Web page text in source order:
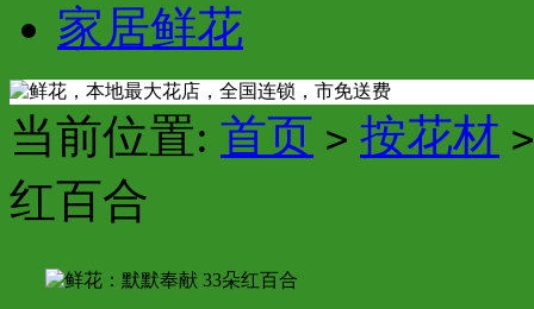
家居鲜花
当前位置: 首页 > 按花材 >
红百合